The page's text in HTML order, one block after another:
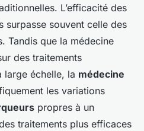
L’efficacité des
surpasse souvent celle des
Tandis que la médecine
des traitements
large échelle, la médecine
les variations
propres à un
traitements plus efficaces